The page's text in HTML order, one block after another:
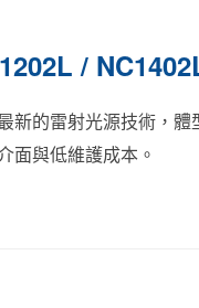
/
新的雷射光源技術，
面與低維護成本。